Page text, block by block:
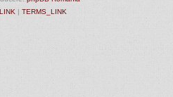
| TERMS_LINK